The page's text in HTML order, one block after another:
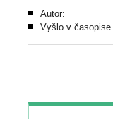
Autor:
Vyšlo v časopise